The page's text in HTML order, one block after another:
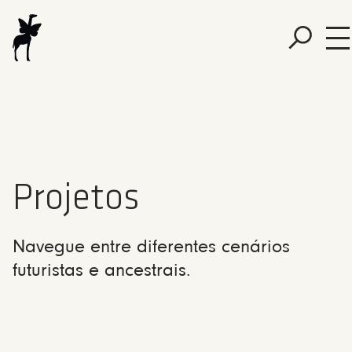
Projetos
Navegue entre diferentes cenários
futuristas e ancestrais.